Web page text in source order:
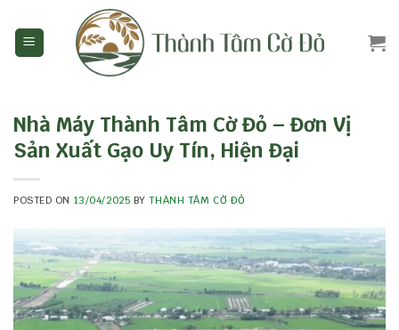
content
Nhà Máy Thành Tâm Cờ Đỏ – Đơn Vị
Sản Xuất Gạo Uy Tín, Hiện Đại
POSTED ON 13/04/2025 BYTHÀNH TÂM CỜ ĐỎ